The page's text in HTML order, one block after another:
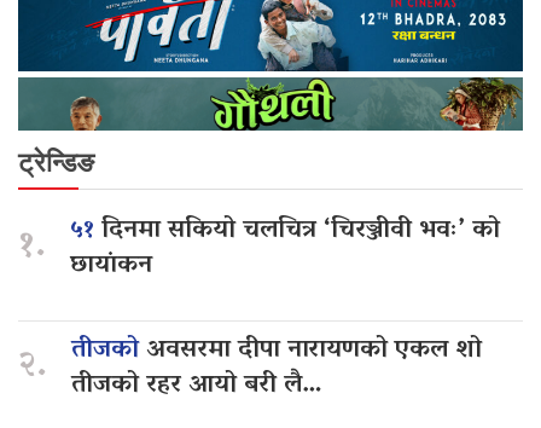
ट्रेन्डिङ
१. ५१दिनमा सकियो चलचित्र ‘चिरञ्जीवी भवः’ को
छायांकन
२. तीजकोअवसरमा दीपा नारायणको एकल शो
तीजको रहर आयो बरी लै…